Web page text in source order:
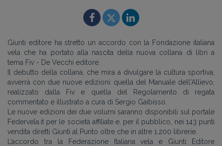
Giunti editore ha stretto un accordo con la Fondazione italiana
vela che ha portato alla nascita della nuova collana di libri a
tema Fiv - De Vecchi editore.
Il debutto della collana, che mira a divulgare la cultura sportiva,
avverrà con due nuove edizioni: quella del Manuale dell'Allievo,
realizzato dalla Fiv e quella del Regolamento di regata
commentato e illustrato a cura di Sergio Gaibisso.
Le nuove edizioni dei due volumi saranno disponibili sul portale
Federvela.it per le società affiliate e, per il pubblico, nei 143 punti
vendita diretti Giunti al Punto oltre che in altre 1.200 librerie.
L’accordo tra la Federazione Italiana vela e Giunti Editore